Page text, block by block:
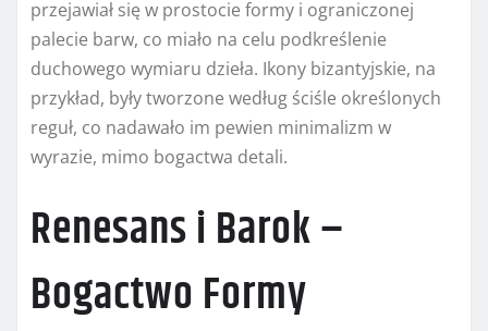
przejawiał się w prostocie formy i ograniczonej
palecie barw, co miało na celu podkreślenie
duchowego wymiaru dzieła. Ikony bizantyjskie, na
przykład, były tworzone według ściśle określonych
reguł, co nadawało im pewien minimalizm w
wyrazie, mimo bogactwa detali.
Renesans i Barok –
Bogactwo Formy